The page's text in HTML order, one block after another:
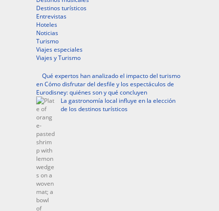
Destinos turísticos
Entrevistas
Hoteles
Noticias
Turismo
Viajes especiales
Viajes y Turismo
Qué expertos han analizado el impacto del turismo
en Cómo disfrutar del desfile y los espectáculos de
Eurodisney: quiénes son y qué concluyen
La gastronomía local influye en la elección
de los destinos turísticos